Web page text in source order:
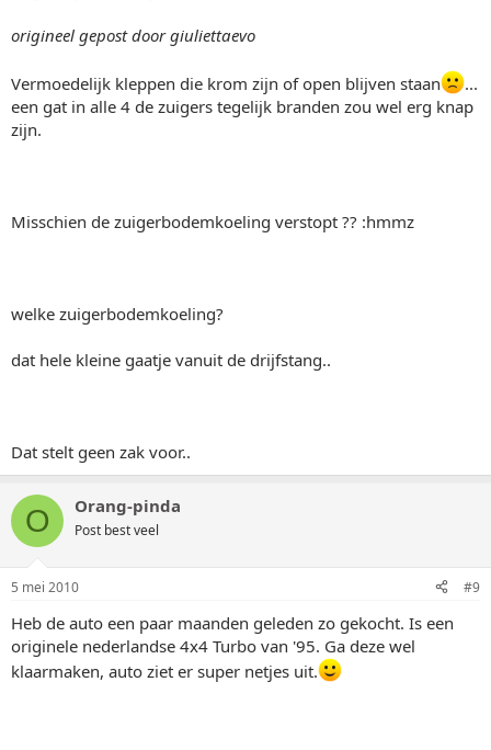
origineel gepost door giuliettaevo
Vermoedelijk kleppen die krom zijn of open blijven staan
...
een gat in alle 4 de zuigers tegelijk branden zou wel erg knap
zijn.
Misschien de zuigerbodemkoeling verstopt ?? :hmmz
welke zuigerbodemkoeling?
dat hele kleine gaatje vanuit de drijfstang..
Dat stelt geen zak voor..
O Orang-pinda
Post best veel
5 mei 2010 #9
Heb de auto een paar maanden geleden zo gekocht. Is een
originele nederlandse 4x4 Turbo van '95. Ga deze wel
klaarmaken, auto ziet er super netjes uit.